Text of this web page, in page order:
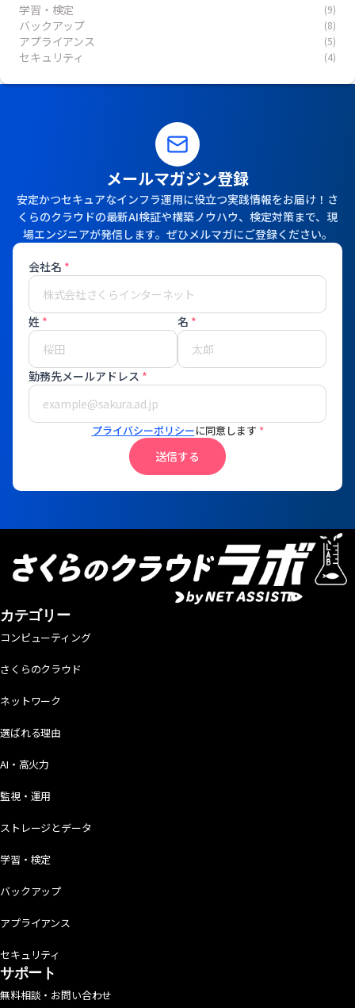
学習・検定 (9)
バックアップ (8)
アプライアンス (5)
セキュリティ (4)
メールマガジン登録
安定かつセキュアなインフラ運用に役立つ実践情報をお届け！さ
くらのクラウドの最新AI検証や構築ノウハウ、検定対策まで、現
場エンジニアが発信します。ぜひメルマガにご登録ください。
会社名 *
姓 * 名 *
勤務先メールアドレス *
プライバシーポリシーに同意します *
送信する
カテゴリー
コンピューティング
さくらのクラウド
ネットワーク
選ばれる理由
AI・高火力
監視・運用
ストレージとデータ
学習・検定
バックアップ
アプライアンス
セキュリティ
サポート
無料相談・お問い合わせ